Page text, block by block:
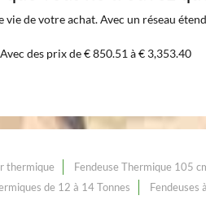
de votre achat. Avec un réseau
des prix de € 850.51 à € 3,353.40
thermique Fendeuse Thermique 105
de 12 à 14 Tonnes Fendeuses